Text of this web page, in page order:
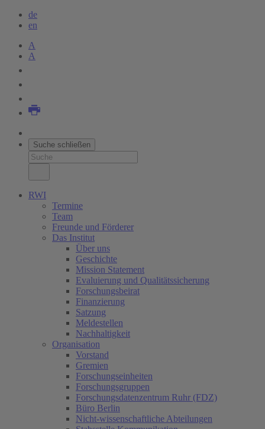
de
en
A
A
Suche schließen
RWI
Termine
Team
Freunde und Förderer(current)
Das Institut
Über uns
Geschichte
Mission Statement
Evaluierung und Qualitätssicherung
Forschungsbeirat
Finanzierung
Satzung
Meldestellen
Nachhaltigkeit
Organisation
Vorstand
Gremien
Forschungseinheiten
Forschungsgruppen
Forschungsdatenzentrum Ruhr (FDZ)
Büro Berlin
Nicht-wissenschaftliche Abteilungen